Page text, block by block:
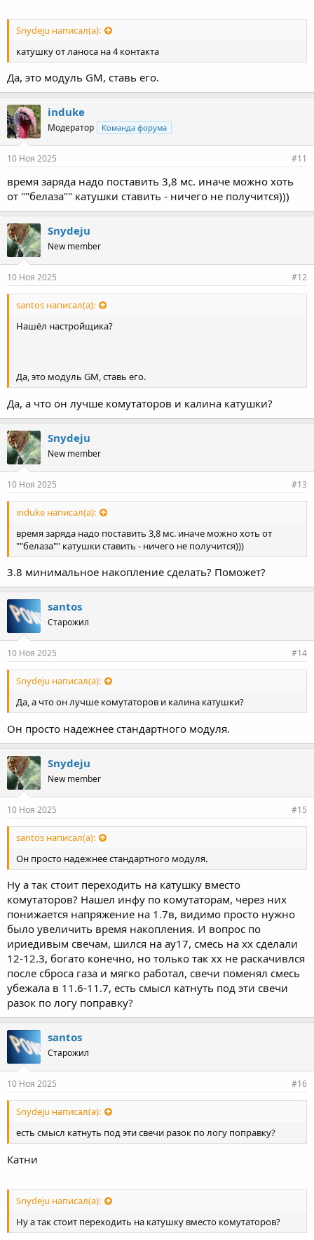
Snydeju написал(а):
катушку от ланоса на 4 контакта
Да, это модуль GM, ставь его.
induke
Модератор Команда форума
10 Ноя 2025 #11
время заряда надо поставить 3,8 мс. иначе можно хоть
от ""белаза"" катушки ставить - ничего не получится)))
Snydeju
New member
10 Ноя 2025 #12
santos написал(а):
Нашёл настройщика?
Да, это модуль GM, ставь его.
Да, а что он лучше комутаторов и калина катушки?
Snydeju
New member
10 Ноя 2025 #13
induke написал(а):
время заряда надо поставить 3,8 мс. иначе можно хоть от
""белаза"" катушки ставить - ничего не получится)))
3.8 минимальное накопление сделать? Поможет?
santos
Старожил
10 Ноя 2025 #14
Snydeju написал(а):
Да, а что он лучше комутаторов и калина катушки?
Он просто надежнее стандартного модуля.
Snydeju
New member
10 Ноя 2025 #15
santos написал(а):
Он просто надежнее стандартного модуля.
Ну а так стоит переходить на катушку вместо
комутаторов? Нашел инфу по комутаторам, через них
понижается напряжение на 1.7в, видимо просто нужно
было увеличить время накопления. И вопрос по
ириедивым свечам, шился на ау17, смесь на хх сделали
12-12.3, богато конечно, но только так хх не раскачивлся
после сброса газа и мягко работал, свечи поменял смесь
убежала в 11.6-11.7, есть смысл катнуть под эти свечи
разок по логу поправку?
santos
Старожил
10 Ноя 2025 #16
Snydeju написал(а):
есть смысл катнуть под эти свечи разок по логу поправку?
Катни
Snydeju написал(а):
Ну а так стоит переходить на катушку вместо комутаторов?